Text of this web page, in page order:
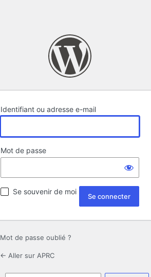
Identifiant ou adresse e-mail
Mot de passe
Se souvenir de moi
Mot de passe oublié ?
← Aller sur APRC